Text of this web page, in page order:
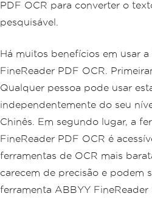
PDF OCR para converter o
pesquisável.
Há muitos benefícios em usar
FineReader PDF OCR.
Qualquer pessoa pode usar
independentemente do seu
Chinês. Em segundo lugar, a
FineReader PDF OCR é
ferramentas de OCR mais
carecem de precisão e podem
ferramenta ABBYY FineReader